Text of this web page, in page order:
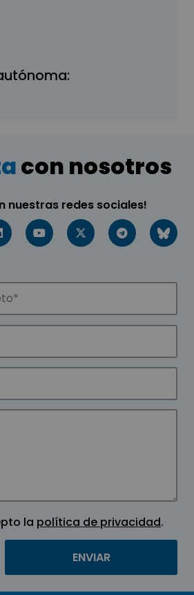
con nosotros
nuestras redes sociales!
la política de privacidad.